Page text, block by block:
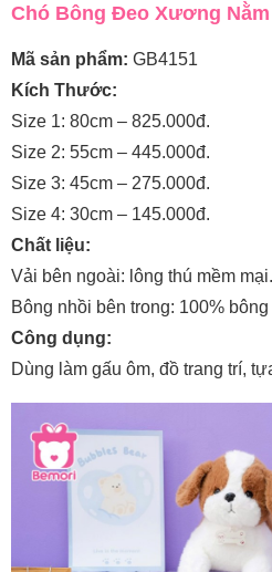
Chó Bông Đeo Xương Nằm
Mã sản phẩm: GB4151
Kích Thước:
Size 1: 80cm – 825.000đ.
Size 2: 55cm – 445.000đ.
Size 3: 45cm – 275.000đ.
Size 4: 30cm – 145.000đ.
Chất liệu:
Vải bên ngoài: lông thú mềm mại.
Bông nhồi bên trong: 100%
Công dụng:
Dùng làm gấu ôm, đồ trang trí,